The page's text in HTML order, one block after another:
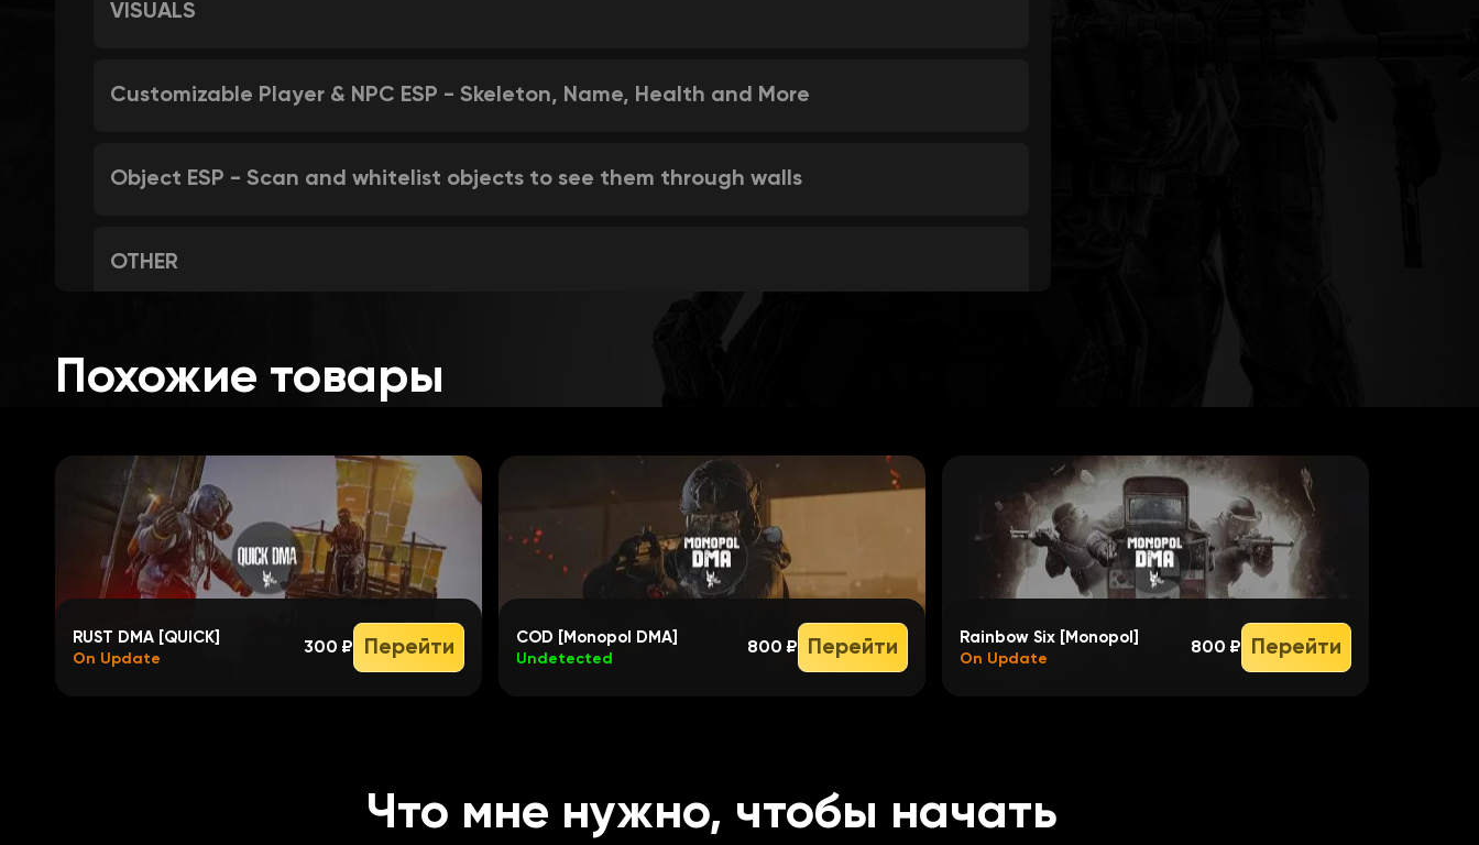
VISUALS
Customizable Player & NPC ESP - Skeleton, Name, Health and More
Object ESP - Scan and whitelist objects to see them through walls
OTHER
Cloud Configs & Browser to share and download community made configs
Похожие товары
RUST DMA [QUICK]
On Update
300 ₽ Перейти COD [Monopol DMA]
Undetected
800 ₽ Перейти Rainbow Six [Monopol]
On Update
800 ₽ Перейти
Что мне нужно, чтобы начать